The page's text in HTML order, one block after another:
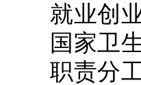
就业创
国家卫
职责分